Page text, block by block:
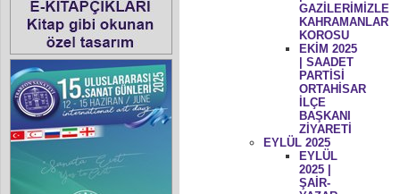
GAZİLERİMİZLE
KAHRAMANLAR
KOROSU
EKİM 2025
| SAADET
PARTİSİ
ORTAHİSAR
İLÇE
BAŞKANI
ZİYARETİ
EYLÜL 2025
EYLÜL
2025 |
ŞAİR-